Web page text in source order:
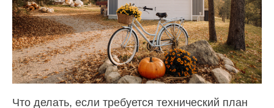
Что делать, если требуется технический план